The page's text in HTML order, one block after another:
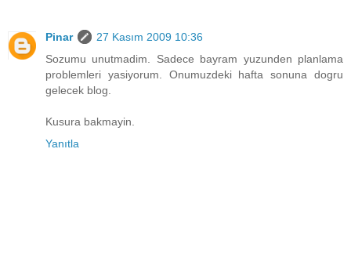
Pinar
27 Kasım 2009 10:36
Sozumu unutmadim. Sadece bayram yuzunden planlama
problemleri yasiyorum. Onumuzdeki hafta sonuna dogru
gelecek blog.
Kusura bakmayin.
Yanıtla